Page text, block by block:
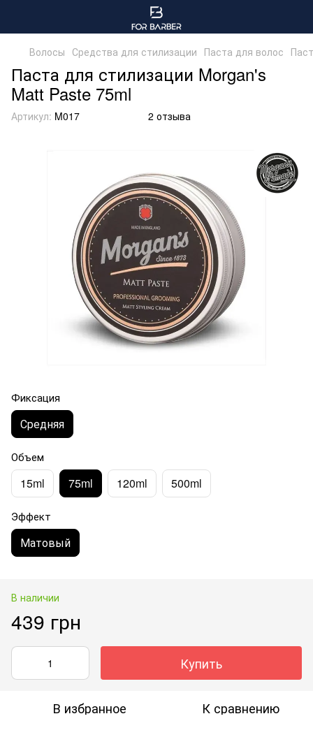
Волосы Средства для стилизации Паста для волос
Паста для стилизации Morgan's
Matt Paste 75ml
Артикул: M017 2 отзыва
Фиксация
Средняя
Объем
15ml 75ml 120ml 500ml
Эффект
Матовый
В наличии
439 грн
Купить
В избранное К сравнению